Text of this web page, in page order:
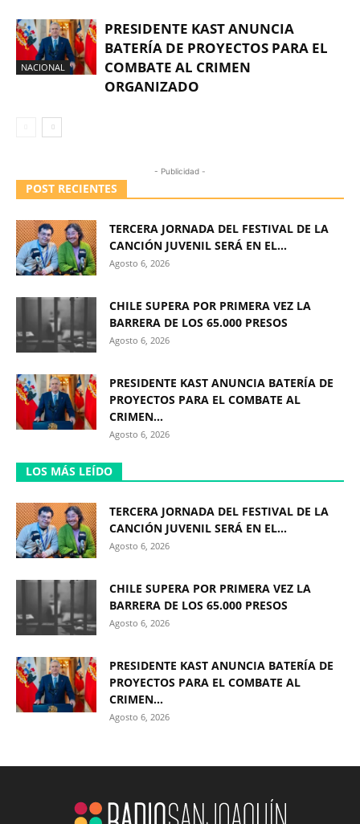
NACIONAL
PRESIDENTE KAST ANUNCIA
BATERÍA DE PROYECTOS PARA EL
COMBATE AL CRIMEN
ORGANIZADO
- Publicidad -
POST RECIENTES
TERCERA JORNADA DEL FESTIVAL DE LA
CANCIÓN JUVENIL SERÁ EN EL...
Agosto 6, 2026
CHILE SUPERA POR PRIMERA VEZ LA
BARRERA DE LOS 65.000 PRESOS
Agosto 6, 2026
PRESIDENTE KAST ANUNCIA BATERÍA DE
PROYECTOS PARA EL COMBATE AL
CRIMEN...
Agosto 6, 2026
LOS MÁS LEÍDO
TERCERA JORNADA DEL FESTIVAL DE LA
CANCIÓN JUVENIL SERÁ EN EL...
Agosto 6, 2026
CHILE SUPERA POR PRIMERA VEZ LA
BARRERA DE LOS 65.000 PRESOS
Agosto 6, 2026
PRESIDENTE KAST ANUNCIA BATERÍA DE
PROYECTOS PARA EL COMBATE AL
CRIMEN...
Agosto 6, 2026